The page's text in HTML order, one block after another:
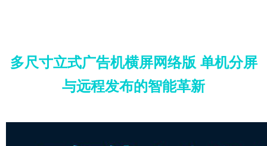
多尺寸立式广告机横屏网络版 单机分屏
与远程发布的智能革新